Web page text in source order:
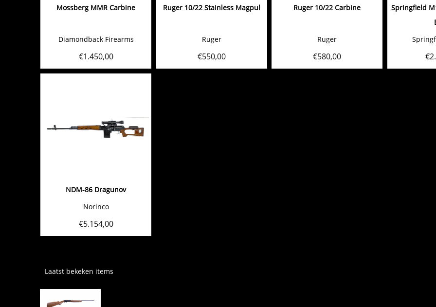
Mossberg MMR Carbine
Diamondback Firearms
€1.450,00
Ruger 10/22 Stainless Magpul
Ruger
€550,00
Ruger 10/22 Carbine
Ruger
€580,00
Springfield
€
NDM-86 Dragunov
Norinco
€5.154,00
Laatst bekeken items